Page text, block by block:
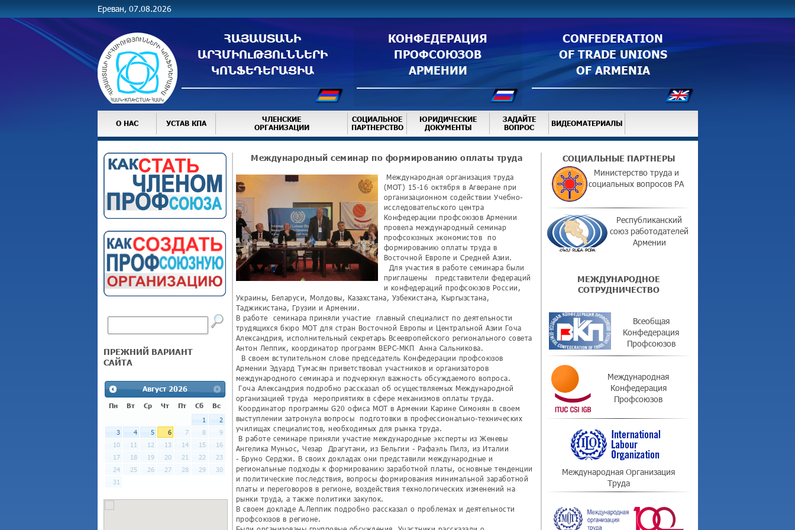
Ереван, 07.08.2026
ՀԱՅԱՍՏԱՆԻ
ԱՐՀՄԻՈւԹՅՈւՆՆԵՐԻ
ԿՈՆՖԵԴԵՐԱՑԻԱ
КОНФЕДЕРАЦИЯ
ПРОФСОЮЗОВ
АРМЕНИИ
CONFEDERATION
OF TRADE UNIONS
OF ARMENIA
О НАС УСТАВ КПА
ЧЛЕНСКИЕ
ОРГАНИЗАЦИИ
СОЦИАЛЬНОЕ
ПАРТНЕРСТВО
ЮРИДИЧЕСКИЕ
ДОКУМЕНТЫ
ЗАДАЙТЕ
ВОПРОС
ВИДЕОМАТЕРИАЛЫ
ПРЕЖНИЙ ВАРИАНТ
САЙТА
Август 2026
Пн Вт Ср Чт Пт Сб
Вс
1
2
3
4 5 6 7 8
9
10
11 12 13 14 15
16
17
18 19 20 21 22
23
24
25 26 27 28 29
30
31
Международный семинар по формированию оплаты труда
Международная организация труда
(МОТ) 15-16 октября в Агверане при
организационном содействии Учебно-
исследовательского центра
Конфедерации профсоюзов Армении
провела международный семинар
профсоюзных экономистов по
формированию оплаты труда в
Восточной Европе и Средней Азии.
Для участия в работе семинара были
приглашены представители федераций
и конфедераций профсоюзов России,
Украины, Беларуси, Молдовы, Казахстана, Узбекистана, Кыргызстана,
Таджикистана, Грузии и Армении.
В работе семинара приняли участие главный специалист по деятельности
трудящихся бюро МОТ для стран Восточной Европы и Центральной Азии Гоча
Александрия, исполнительный секретарь Всеевропейского регионального совета
Антон Леппик, координатор программ ВЕРС-МКП Анна Сальникова.
В своем вступительном слове председатель Конфедерации профсоюзов
Армении Эдуард Тумасян приветствовал участников и организаторов
международного семинара и подчеркнул важность обсуждаемого вопроса.
Гоча Александрия подробно рассказал об осуществляемых Международной
организацией труда мероприятиях в сфере механизмов оплаты труда.
Координатор программы G20 офиса МОТ в Армении Карине Симонян в своем
выступлении затронула вопросы подготовки в профессионально-технических
училищах специалистов, необходимых для рынка труда.
В работе семинаре приняли участие международные эксперты из Женевы
Ангелика Муньос, Чезар Драгутани, из Бельгии - Рафаэль Пилз, из Италии
- Бруно Серджи. В своих докладах они представили международные и
региональные подходы к формированию заработной платы, основные тенденции
и политические последствия, вопросы формирования минимальной заработной
платы и переговоров в регионе, воздействия технологических изменений на
рынки труда, а также политики закупок.
В своем докладе А.Леппик подробно рассказал о проблемах и деятельности
профсоюзов в регионе.
СОЦИАЛЬНЫЕ ПАРТНЕРЫ
Министерство труда и
социальных вопросов РА
Республиканский
союз работодателей
Армении
МЕЖДУНАРОДНОЕ
СОТРУДНИЧЕСТВО
Всеобщая
Конфедерация
Профсоюзов
Международная
Конфедерация
Профсоюзов
Международная Организация
Труда